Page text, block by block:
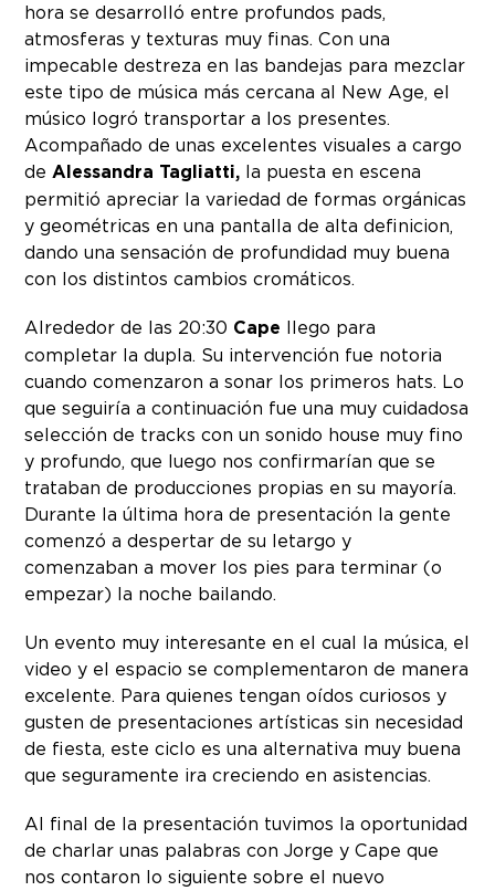
hora se desarrolló entre profundos pads,
atmosferas y texturas muy finas. Con una
impecable destreza en las bandejas para mezclar
este tipo de música más cercana al New Age, el
músico logró transportar a los presentes.
Acompañado de unas excelentes visuales a cargo
deAlessandra Tagliatti, la puesta en escena
permitió apreciar la variedad de formas orgánicas
y geométricas en una pantalla de alta definicion,
dando una sensación de profundidad muy buena
con los distintos cambios cromáticos.
Alrededor de las 20:30 Cape llego para
completar la dupla. Su intervención fue notoria
cuando comenzaron a sonar los primeros hats. Lo
que seguiría a continuación fue una muy cuidadosa
selección de tracks con un sonido house muy fino
y profundo, que luego nos confirmarían que se
trataban de producciones propias en su mayoría.
Durante la última hora de presentación la gente
comenzó a despertar de su letargo y
comenzaban a mover los pies para terminar (o
empezar) la noche bailando.
Un evento muy interesante en el cual la música, el
video y el espacio se complementaron de manera
excelente. Para quienes tengan oídos curiosos y
gusten de presentaciones artísticas sin necesidad
de fiesta, este ciclo es una alternativa muy buena
que seguramente ira creciendo en asistencias.
Al final de la presentación tuvimos la oportunidad
de charlar unas palabras con Jorge y Cape que
nos contaron lo siguiente sobre el nuevo